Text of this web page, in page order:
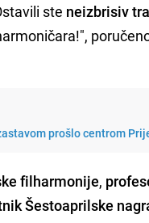
ste neizbrisiv
prošlo centrom
filharmonije,
Šestoaprilske